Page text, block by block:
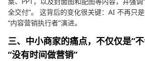
全交付”。 这背后的变化很关键：AI 不再只
“内容营销执行者”演进。
三、中小商家的痛点，不仅仅是“
“没有时间做营销”